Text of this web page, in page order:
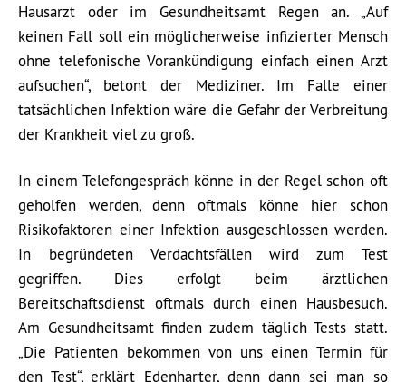
Hausarzt oder im Gesundheitsamt Regen an. „Auf
keinen Fall soll ein möglicherweise infizierter Mensch
ohne telefonische Vorankündigung einfach einen Arzt
aufsuchen“, betont der Mediziner. Im Falle einer
tatsächlichen Infektion wäre die Gefahr der Verbreitung
der Krankheit viel zu groß.
In einem Telefongespräch könne in der Regel schon oft
geholfen werden, denn oftmals könne hier schon
Risikofaktoren einer Infektion ausgeschlossen werden.
In begründeten Verdachtsfällen wird zum Test
gegriffen. Dies erfolgt beim ärztlichen
Bereitschaftsdienst oftmals durch einen Hausbesuch.
Am Gesundheitsamt finden zudem täglich Tests statt.
„Die Patienten bekommen von uns einen Termin für
den Test“, erklärt Edenharter, denn dann sei man so